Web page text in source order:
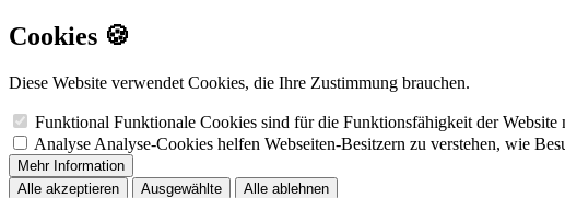
Cookies 🍪
Diese Website verwendet Cookies, die Ihre Zustimmung brauchen.
Funktional Funktionale Cookies sind für die Funktionsfähigkeit der
Analyse Analyse-Cookies helfen Webseiten-Besitzern zu verstehen, wie
Mehr Information
Alle akzeptieren
Ausgewählte Alle ablehnen